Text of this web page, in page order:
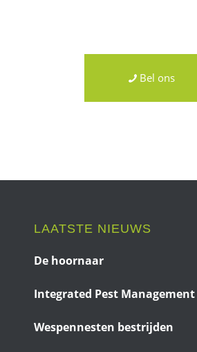
Bel ons
LAATSTE NIEUWS
De hoornaar
Integrated Pest Management
Wespennesten bestrijden